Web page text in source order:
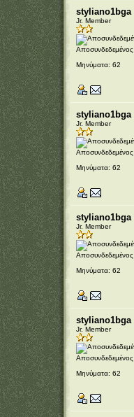
styliano1bga
Jr. Member
Αποσυνδεδεμένος
Μηνύματα: 62
styliano1bga
Jr. Member
Αποσυνδεδεμένος
Μηνύματα: 62
styliano1bga
Jr. Member
Αποσυνδεδεμένος
Μηνύματα: 62
styliano1bga
Jr. Member
Αποσυνδεδεμένος
Μηνύματα: 62